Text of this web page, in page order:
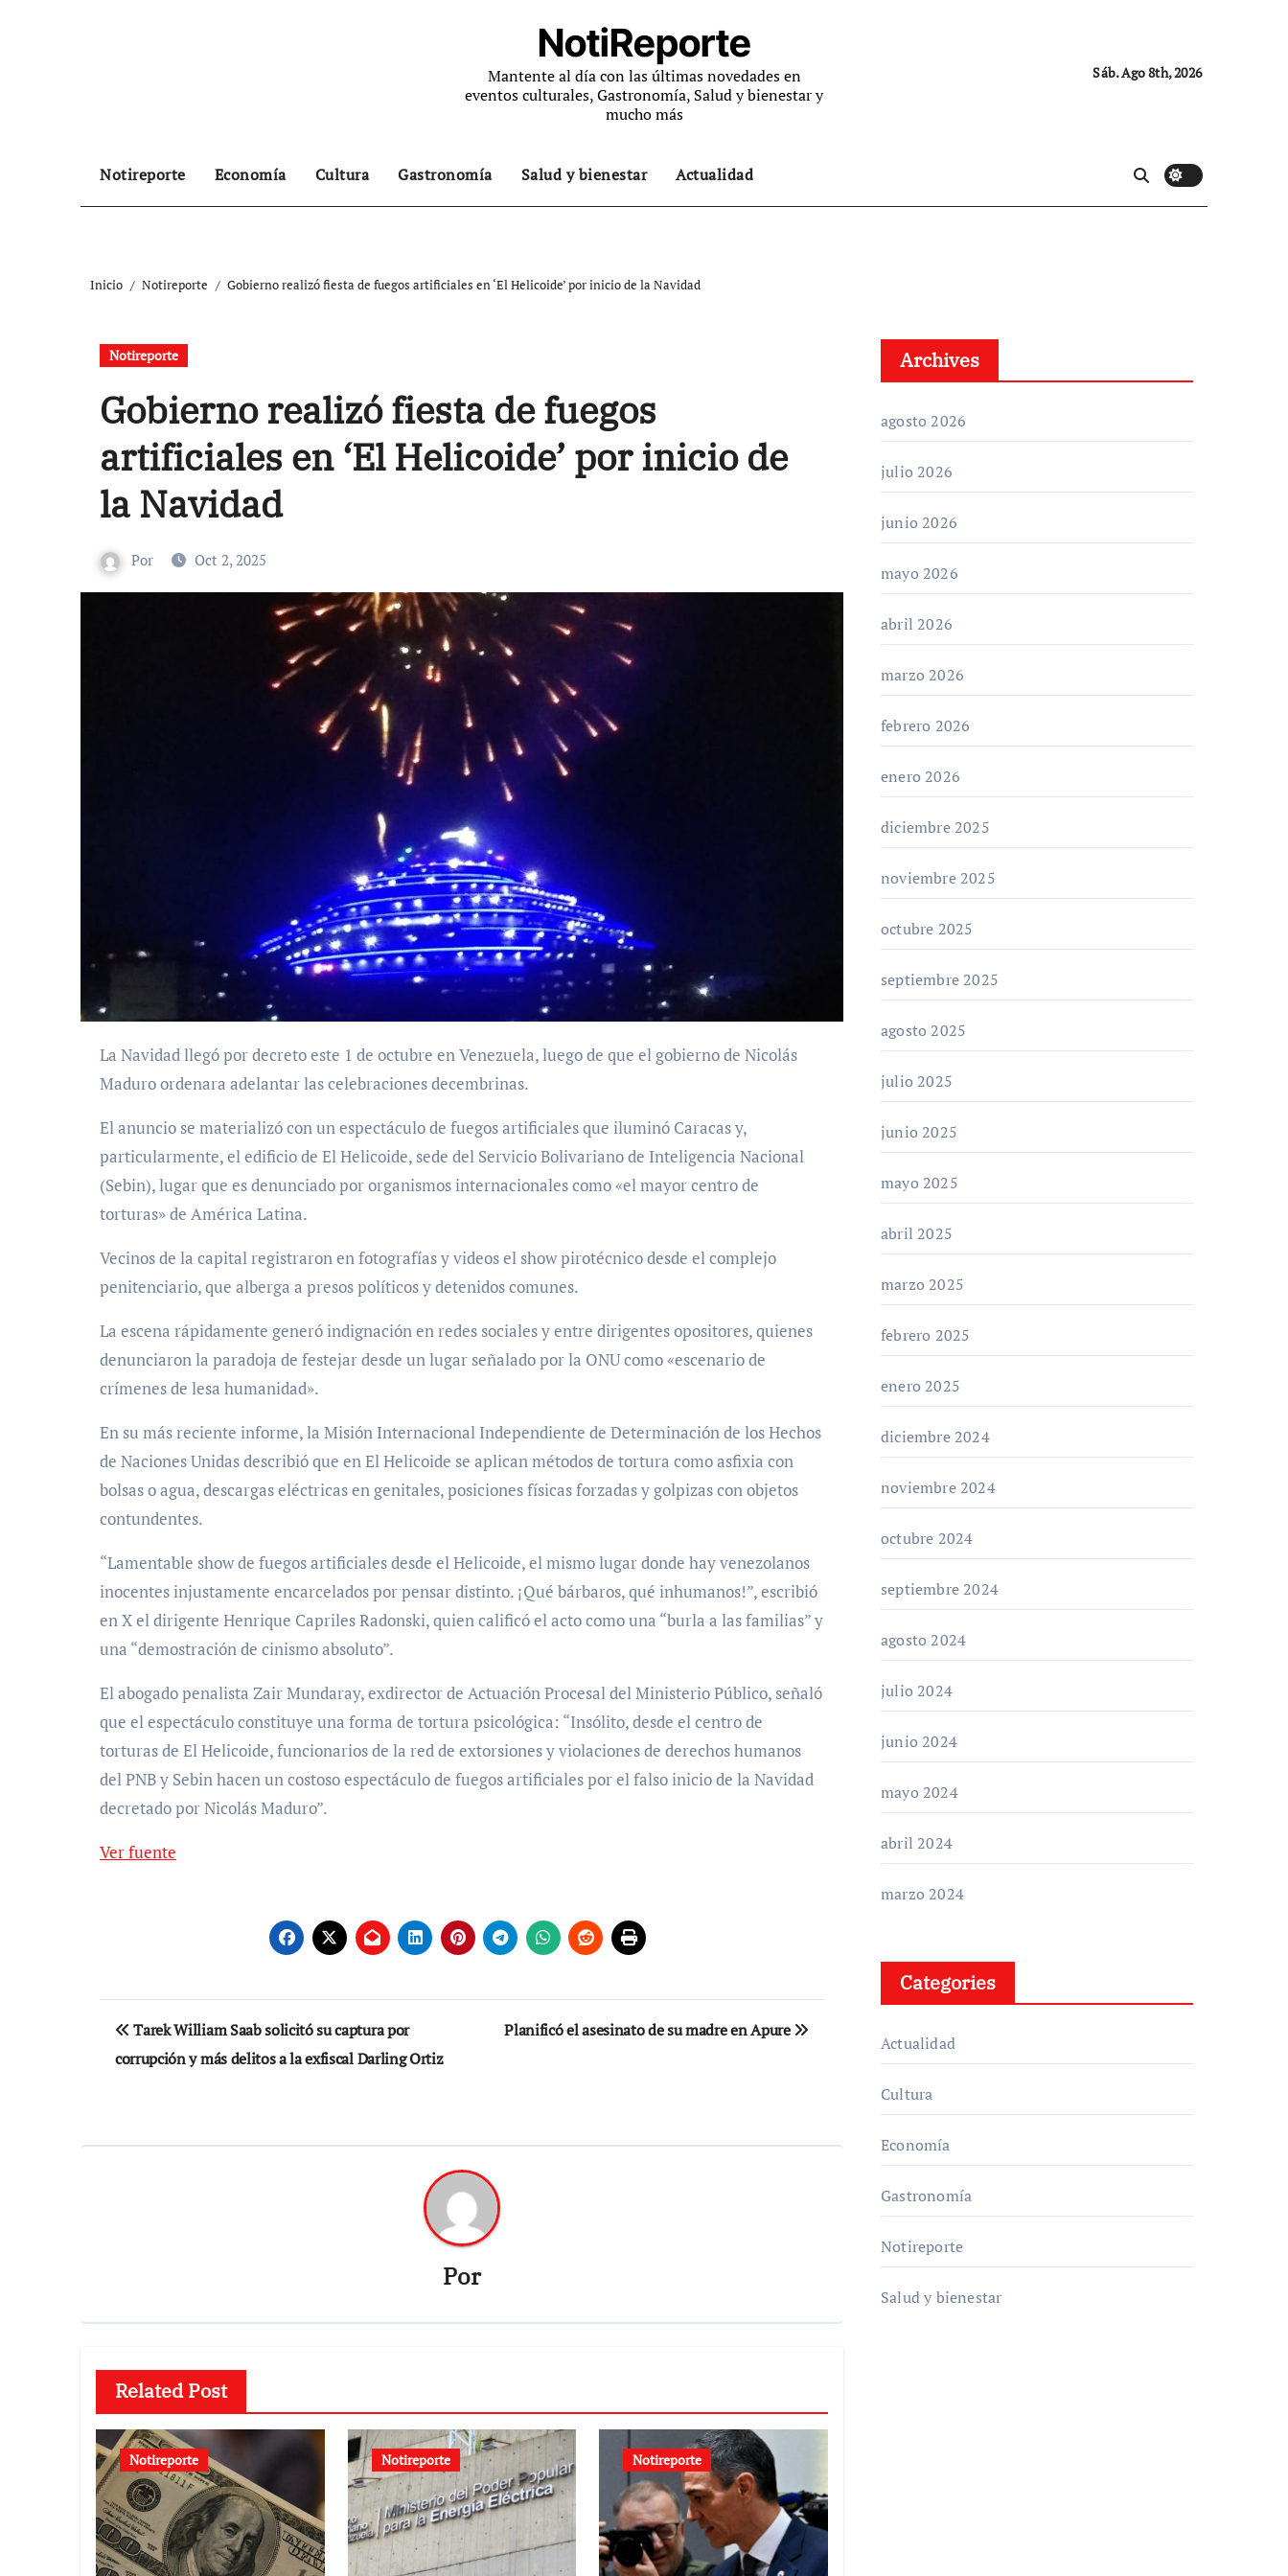
NotiReporte
Mantente al día con las últimas novedades en
eventos culturales, Gastronomía, Salud y bienestar y
mucho más
Sáb. Ago 8th, 2026
Notireporte Economía Cultura Gastronomía Salud y bienestar Actualidad
Inicio Notireporte Gobierno realizó fiesta de fuegos artificiales en ‘El Helicoide’ por inicio de la Navidad
Notireporte
Gobierno realizó fiesta de fuegos
artificiales en ‘El Helicoide’ por inicio de
la Navidad
Por Oct 2, 2025
La Navidad llegó por decreto este 1 de octubre en Venezuela, luego de que el gobierno de Nicolás
Maduro ordenara adelantar las celebraciones decembrinas.
El anuncio se materializó con un espectáculo de fuegos artificiales que iluminó Caracas y,
particularmente, el edificio de El Helicoide, sede del Servicio Bolivariano de Inteligencia Nacional
(Sebin), lugar que es denunciado por organismos internacionales como «el mayor centro de
torturas» de América Latina.
Vecinos de la capital registraron en fotografías y videos el show pirotécnico desde el complejo
penitenciario, que alberga a presos políticos y detenidos comunes.
La escena rápidamente generó indignación en redes sociales y entre dirigentes opositores, quienes
denunciaron la paradoja de festejar desde un lugar señalado por la ONU como «escenario de
crímenes de lesa humanidad».
En su más reciente informe, la Misión Internacional Independiente de Determinación de los Hechos
de Naciones Unidas describió que en El Helicoide se aplican métodos de tortura como asfixia con
bolsas o agua, descargas eléctricas en genitales, posiciones físicas forzadas y golpizas con objetos
contundentes.
“Lamentable show de fuegos artificiales desde el Helicoide, el mismo lugar donde hay venezolanos
inocentes injustamente encarcelados por pensar distinto. ¡Qué bárbaros, qué inhumanos!”, escribió
en X el dirigente Henrique Capriles Radonski, quien calificó el acto como una “burla a las familias” y
una “demostración de cinismo absoluto”.
El abogado penalista Zair Mundaray, exdirector de Actuación Procesal del Ministerio Público, señaló
que el espectáculo constituye una forma de tortura psicológica: “Insólito, desde el centro de
torturas de El Helicoide, funcionarios de la red de extorsiones y violaciones de derechos humanos
del PNB y Sebin hacen un costoso espectáculo de fuegos artificiales por el falso inicio de la Navidad
decretado por Nicolás Maduro”.
Ver fuente
Navegación
de
Tarek William Saab solicitó su captura por
corrupción y más delitos a la exfiscal Darling Ortiz
Planificó el asesinato de su madre en Apure
Por
Related Post
Notireporte Notireporte Notireporte
Archives
agosto 2026
julio 2026
junio 2026
mayo 2026
abril 2026
marzo 2026
febrero 2026
enero 2026
diciembre 2025
noviembre 2025
octubre 2025
septiembre 2025
agosto 2025
julio 2025
junio 2025
mayo 2025
abril 2025
marzo 2025
febrero 2025
enero 2025
diciembre 2024
noviembre 2024
octubre 2024
septiembre 2024
agosto 2024
julio 2024
junio 2024
mayo 2024
abril 2024
marzo 2024
Categories
Actualidad
Cultura
Economía
Gastronomía
Notireporte
Salud y bienestar